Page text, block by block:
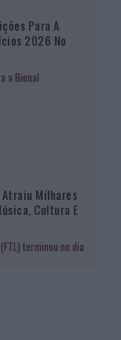
Para A
2026 No
a Bienal
Atraiu Milhares
Cultura E
terminou no dia